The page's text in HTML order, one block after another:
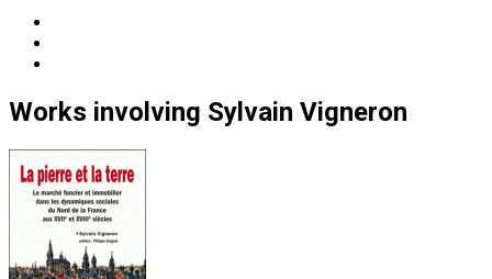
Works involving Sylvain Vigneron